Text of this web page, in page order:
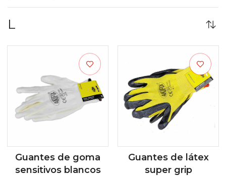
L
Guantes de goma
sensitivos blancos
Guantes de látex
super grip